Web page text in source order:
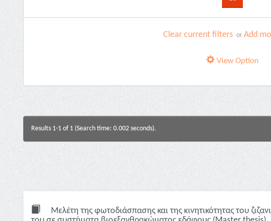
Clear current filters orAdd
View Option
Results 1-1 of 1 (Search time: 0.002 seconds).
Μελέτη της φωτοδιάσπασης και της κινητικότητας του